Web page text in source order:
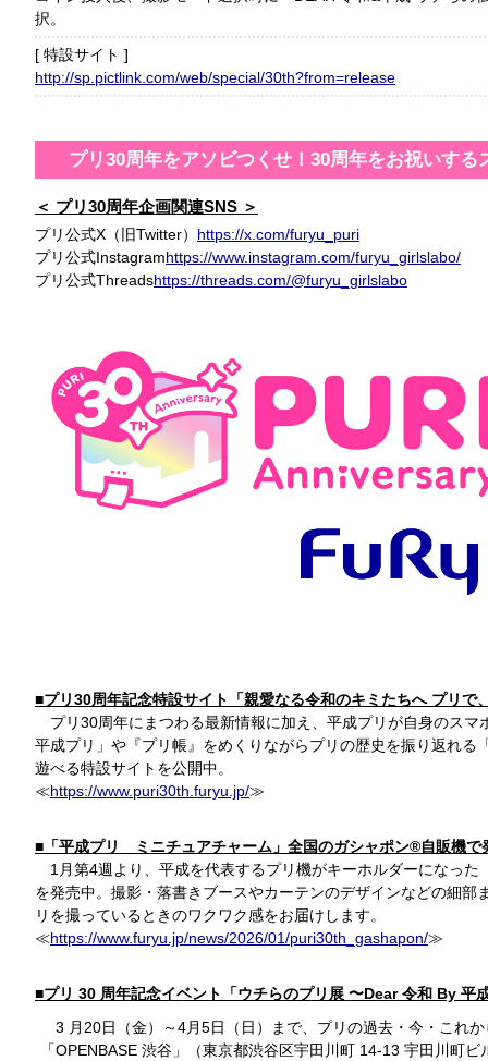
択。
特設サイト
http://sp.pictlink.com/web/special/30th?from=release
プリ30周年をアソビつくせ！30周年をお祝いする
プリ30周年企画関連SNS
プリ公式X（旧Twitter） https://x.com/furyu_puri
プリ公式Instagramhttps://www.instagram.com/furyu_girlslabo/
プリ公式Threadshttps://threads.com/@furyu_girlslabo
■プリ30周年記念特設サイト「親愛なる令和のキミたちへ プリで
プリ30周年にまつわる最新情報に加え、平成プリが自身のス
平成プリ」や『プリ帳』をめくりながらプリの歴史を振り返れる
遊べる特設サイトを公開中。
≪https://www.puri30th.furyu.jp/≫
■「平成プリ ミニチュアチャーム」全国のガシャポン®自販機で
1月第4週より、平成を代表するプリ機がキーホルダーになっ
を発売中。撮影・落書きブースやカーテンのデザインなどの細部
リを撮っているときのワクワク感をお届けします。
≪https://www.furyu.jp/news/2026/01/puri30th_gashapon/≫
■プリ 30 周年記念イベント「ウチらのプリ展 〜Dear 令和 By 平
3 月20日（金）～4月5日（日）まで、プリの過去・今・これ
「OPENBASE 渋谷」（東京都渋谷区宇田川町 14-13 宇田川町